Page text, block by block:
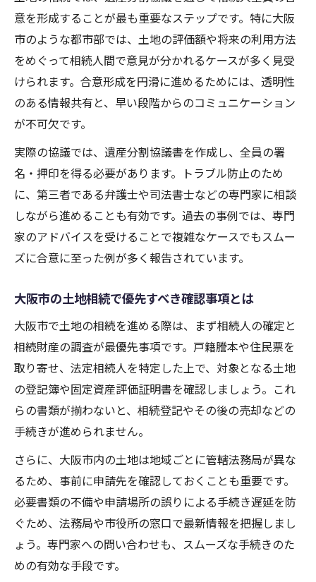
意を形成することが最も重要なステップです。特に大阪
市のような都市部では、土地の評価額や将来の利用方法
をめぐって相続人間で意見が分かれるケースが多く見受
けられます。合意形成を円滑に進めるためには、透明性
のある情報共有と、早い段階からのコミュニケーション
が不可欠です。
実際の協議では、遺産分割協議書を作成し、全員の署
名・押印を得る必要があります。トラブル防止のため
に、第三者である弁護士や司法書士などの専門家に相談
しながら進めることも有効です。過去の事例では、専門
家のアドバイスを受けることで複雑なケースでもスムー
ズに合意に至った例が多く報告されています。
大阪市の土地相続で優先すべき確認事項とは
大阪市で土地の相続を進める際は、まず相続人の確定と
相続財産の調査が最優先事項です。戸籍謄本や住民票を
取り寄せ、法定相続人を特定した上で、対象となる土地
の登記簿や固定資産評価証明書を確認しましょう。これ
らの書類が揃わないと、相続登記やその後の売却などの
手続きが進められません。
さらに、大阪市内の土地は地域ごとに管轄法務局が異な
るため、事前に申請先を確認しておくことも重要です。
必要書類の不備や申請場所の誤りによる手続き遅延を防
ぐため、法務局や市役所の窓口で最新情報を把握しまし
ょう。専門家への問い合わせも、スムーズな手続きのた
めの有効な手段です。